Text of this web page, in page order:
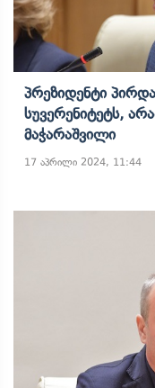
Პრეზიდენტი
Სუვერენიტეტს,
Მაჭარაშვილი
17 აპრილი 2024, 11:44